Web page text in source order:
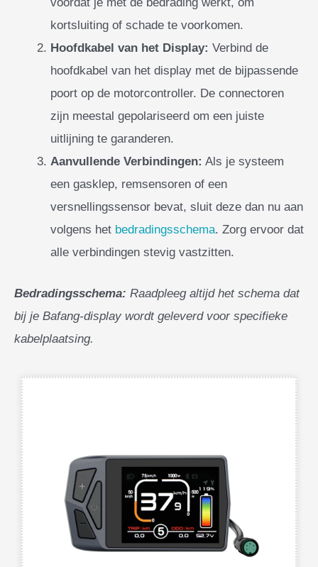
kortsluiting of schade te voorkomen.
Hoofdkabel van het Display: Verbind de
hoofdkabel van het display met de bijpassende
poort op de motorcontroller. De connectoren
zijn meestal gepolariseerd om een juiste
uitlijning te garanderen.
Aanvullende Verbindingen: Als je systeem
een gasklep, remsensoren of een
versnellingssensor bevat, sluit deze dan nu aan
volgens het bedradingsschema. Zorg ervoor dat
alle verbindingen stevig vastzitten.
Bedradingsschema: Raadpleeg altijd het schema dat
bij je Bafang-display wordt geleverd voor specifieke
kabelplaatsing.